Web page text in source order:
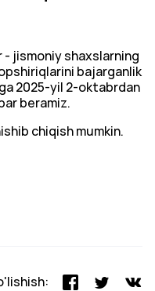
- jismoniy shaxslarning
bajarganlik
2025-yil 2-oktabrdan
beramiz.
chiqish mumkin.